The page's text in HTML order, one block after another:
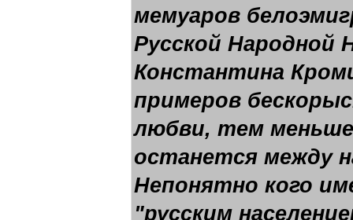
мемуаров
Русской Народной
Константина
примеров
любви, тем меньше
останется между
Непонятно кого
"русским